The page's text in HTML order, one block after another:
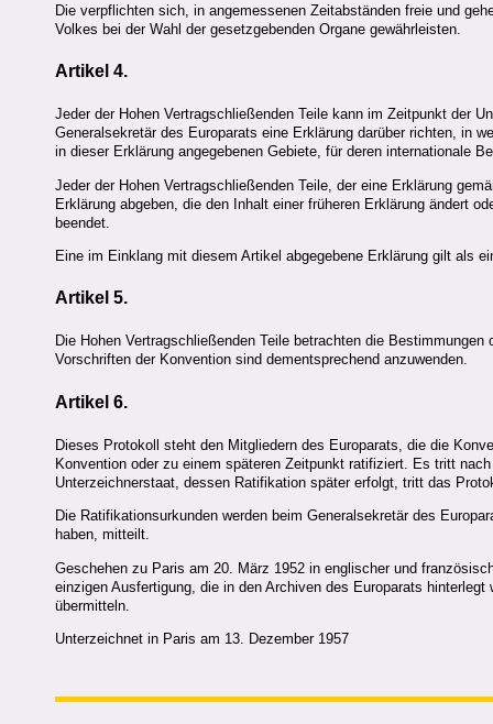
Die verpflichten sich, in angemessenen Zeitabständen freie und
Volkes bei der Wahl der gesetzgebenden Organe gewährleisten.
Artikel 4.
Jeder der Hohen Vertragschließenden Teile kann im Zeitpunkt der
Generalsekretär des Europarats eine Erklärung darüber richten, in
in dieser Erklärung angegebenen Gebiete, für deren internationale
Jeder der Hohen Vertragschließenden Teile, der eine Erklärung
Erklärung abgeben, die den Inhalt einer früheren Erklärung ändert
beendet.
Eine im Einklang mit diesem Artikel abgegebene Erklärung gilt als
Artikel 5.
Die Hohen Vertragschließenden Teile betrachten die
Vorschriften der Konvention sind dementsprechend anzuwenden.
Artikel 6.
Dieses Protokoll steht den Mitgliedern des Europarats, die die
Konvention oder zu einem späteren Zeitpunkt ratifiziert. Es tritt
Unterzeichnerstaat, dessen Ratifikation später erfolgt, tritt das
Die Ratifikationsurkunden werden beim Generalsekretär des
haben, mitteilt.
Geschehen zu Paris am 20. März 1952 in englischer und
einzigen Ausfertigung, die in den Archiven des Europarats
übermitteln.
Unterzeichnet in Paris am 13. Dezember 1957